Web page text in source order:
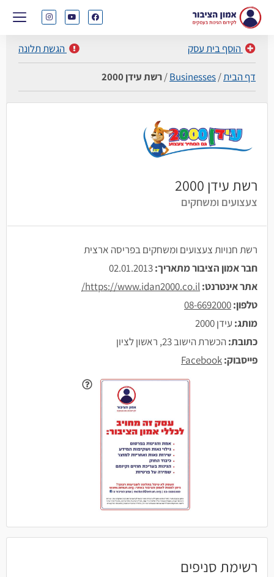
הוסף בית עסק הגשת תלונה
דף הבית/
Businesses
/רשת עידן 2000
רשת עידן 2000
צעצועים ומשחקים
רשת חנויות צעצועים ומשחקים בפריסה ארצית
חבר אמון הציבור מתאריך:
אתר אינטרנט:https://www.idan2000.co.il/
טלפון:08-6692000
מותג: עידן 2000
כתובת:הכשרת הישוב 23, ראשון לציון
פייסבוק:Facebook
רשימת סניפים